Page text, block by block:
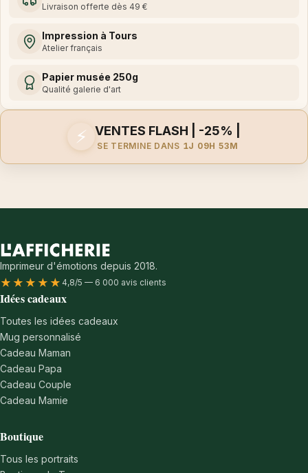
Livraison offerte dès 49 €
Impression à Tours
Atelier français
Papier musée 250g
Qualité galerie d'art
⚡ VENTES FLASH | -25% |
SE TERMINE DANS 1J 09H 53M
Imprimeur d'émotions depuis 2018.
★★★★★ 4,8/5 — 6 000 avis clients
Idées cadeaux
Toutes les idées cadeaux
Mug personnalisé
Cadeau Maman
Cadeau Papa
Cadeau Couple
Cadeau Mamie
Boutique
Tous les portraits